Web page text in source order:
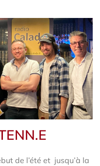
de l’été et jusqu’à la